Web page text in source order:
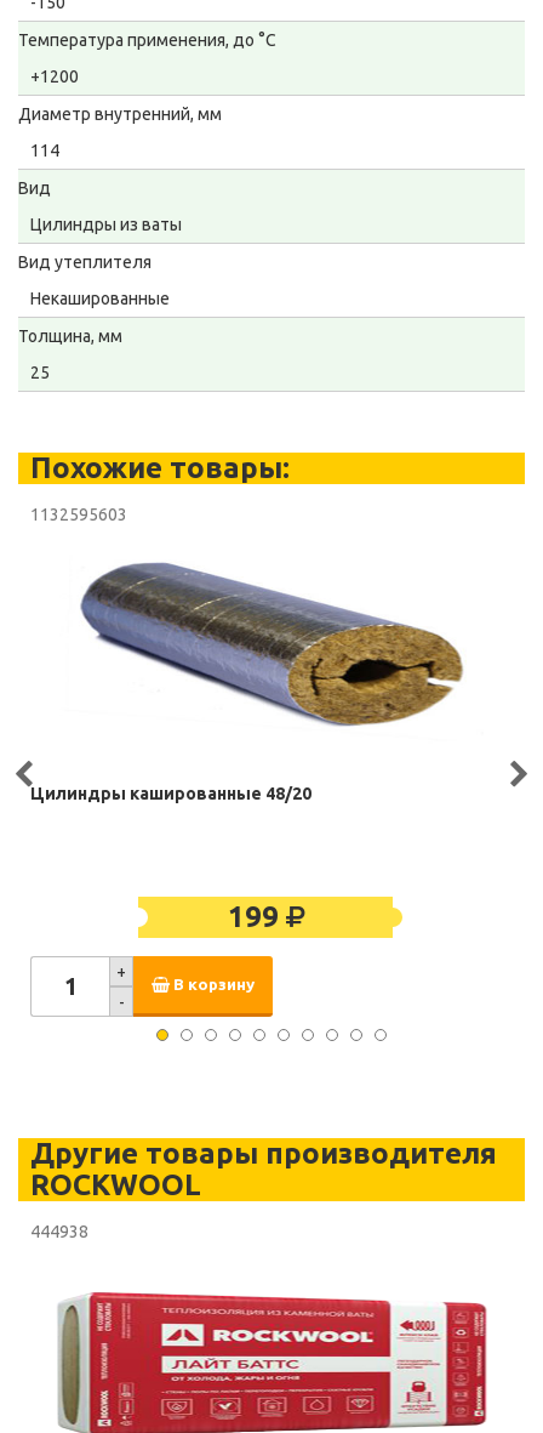
Температура применения, до °С
+1200
Диаметр внутренний, мм
114
Вид
Цилиндры из ваты
Вид утеплителя
Некашированные
Толщина, мм
25
Похожие товары:
1132595603
Цилиндры кашированные 48/20
199
+
-
В корзину
Другие товары производителя
ROCKWOOL
444938